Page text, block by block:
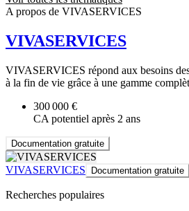
A propos de VIVASERVICES
VIVASERVICES
VIVASERVICES répond aux besoins
à la fin de vie grâce à une gamme
300 000 €
CA potentiel après 2 ans
Documentation gratuite
VIVASERVICES Documentation gratuite
Recherches populaires